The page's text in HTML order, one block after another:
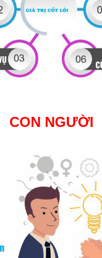
CON NGƯỜI